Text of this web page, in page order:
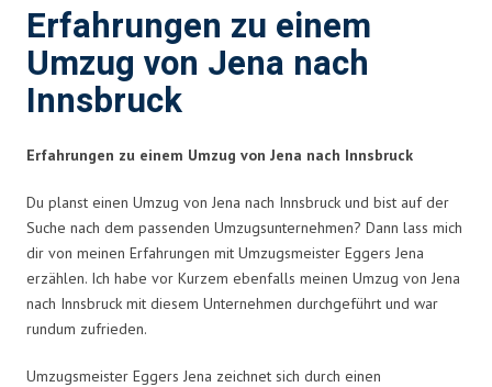
Erfahrungen zu einem
Umzug von Jena nach
Innsbruck
Erfahrungen zu einem Umzug von Jena nach Innsbruck
Du planst einen Umzug von Jena nach Innsbruck und bist auf der
Suche nach dem passenden Umzugsunternehmen? Dann lass mich
dir von meinen Erfahrungen mit Umzugsmeister Eggers Jena
erzählen. Ich habe vor Kurzem ebenfalls meinen Umzug von Jena
nach Innsbruck mit diesem Unternehmen durchgeführt und war
rundum zufrieden.
Umzugsmeister Eggers Jena zeichnet sich durch einen